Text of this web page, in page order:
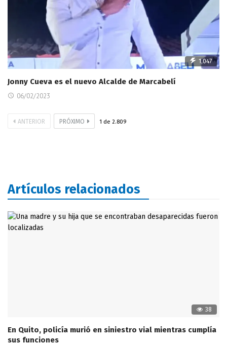
1,047
Jonny Cueva es el nuevo Alcalde de Marcabelí
06/02/2023
ANTERIOR PRÓXIMO 1 de 2.809
Artículos relacionados
38
En Quito, policía murió en siniestro vial mientras cumplía
sus funciones